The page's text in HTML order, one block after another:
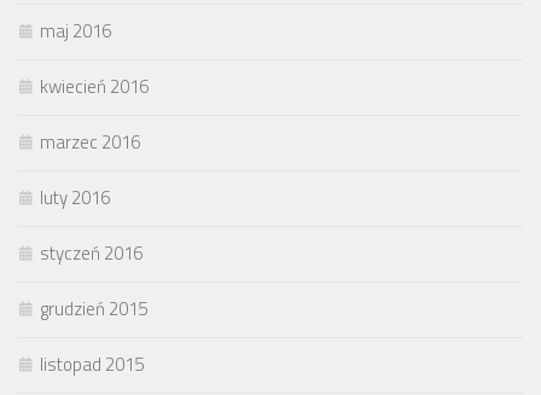
maj 2016
kwiecień 2016
marzec 2016
luty 2016
styczeń 2016
grudzień 2015
listopad 2015